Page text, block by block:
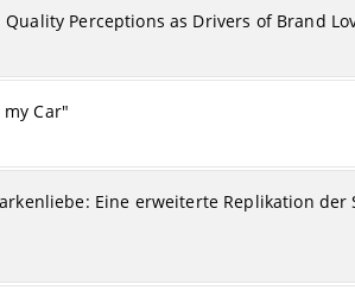
Perceptions as Drivers of Brand
my Car"
Eine erweiterte Replikation der